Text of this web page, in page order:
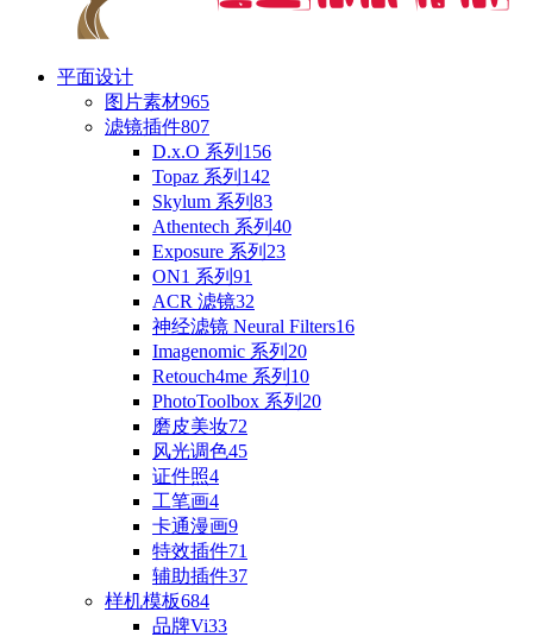
平面设计
图片素材965
滤镜插件807
D.x.O 系列 156
Topaz 系列 142
Skylum 系列 83
Athentech 系列 40
Exposure 系列 23
ON1 系列 91
ACR 滤镜32
神经滤镜 Neural Filters16
Imagenomic 系列 20
Retouch4me 系列 10
PhotoToolbox 系列 20
磨皮美妆72
风光调色45
证件照4
工笔画4
卡通漫画9
特效插件71
辅助插件37
样机模板684
品牌Vi33